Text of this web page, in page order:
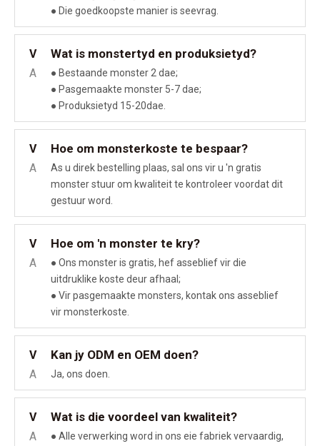
● Die goedkoopste manier is seevrag.
V Wat is monstertyd en produksietyd?
A
● Bestaande monster 2 dae;
● Pasgemaakte monster 5-7 dae;
● Produksietyd 15-20dae.
V Hoe om monsterkoste te bespaar?
A
As u direk bestelling plaas, sal ons vir u 'n gratis
monster stuur om kwaliteit te kontroleer voordat dit
gestuur word.
V Hoe om 'n monster te kry?
A
● Ons monster is gratis, hef asseblief vir die
uitdruklike koste deur afhaal;
● Vir pasgemaakte monsters, kontak ons ​​asseblief
vir monsterkoste.
V Kan jy ODM en OEM doen?
A Ja, ons doen.
V Wat is die voordeel van kwaliteit?
A
● Alle verwerking word in ons eie fabriek vervaardig,